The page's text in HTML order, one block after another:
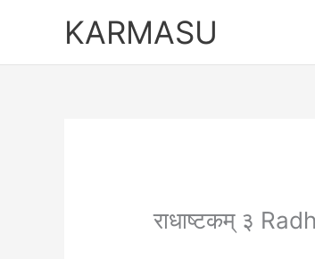
KARMASU
राधाष्टकम् ३